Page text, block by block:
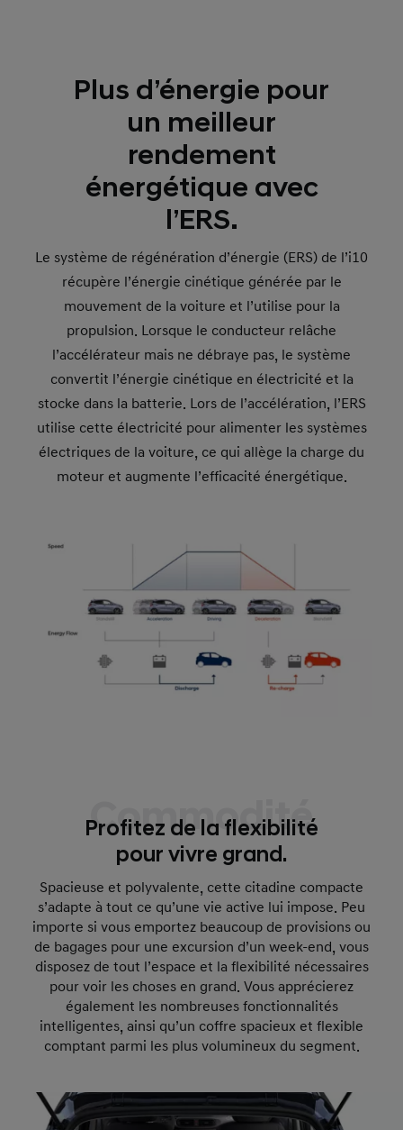
Plus d’énergie pour
un meilleur
rendement
énergétique avec
l’ERS.
Le système de régénération d’énergie (ERS) de l’i10
récupère l’énergie cinétique générée par le
mouvement de la voiture et l’utilise pour la
propulsion. Lorsque le conducteur relâche
l’accélérateur mais ne débraye pas, le système
convertit l’énergie cinétique en électricité et la
stocke dans la batterie. Lors de l’accélération, l’ERS
utilise cette électricité pour alimenter les systèmes
électriques de la voiture, ce qui allège la charge du
moteur et augmente l’efficacité énergétique.
Commodité
Profitez de la flexibilité
pour vivre grand.
Spacieuse et polyvalente, cette citadine compacte
s’adapte à tout ce qu’une vie active lui impose. Peu
importe si vous emportez beaucoup de provisions ou
de bagages pour une excursion d’un week-end, vous
disposez de tout l’espace et la flexibilité nécessaires
pour voir les choses en grand. Vous apprécierez
également les nombreuses fonctionnalités
intelligentes, ainsi qu’un coffre spacieux et flexible
comptant parmi les plus volumineux du segment.